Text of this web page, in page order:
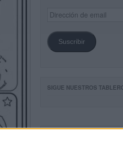
Dirección
de
Suscribir
SIGUE NUESTROS